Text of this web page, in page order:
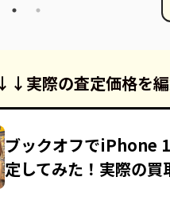
実際の査定価格を
ブックオフでiPhone
定してみた！実際の